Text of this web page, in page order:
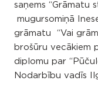
saņems “Grāmatu
mugursomiņā
grāmatu “Vai
brošūru vecākiem
diplomu par
Nodarbību vadīs